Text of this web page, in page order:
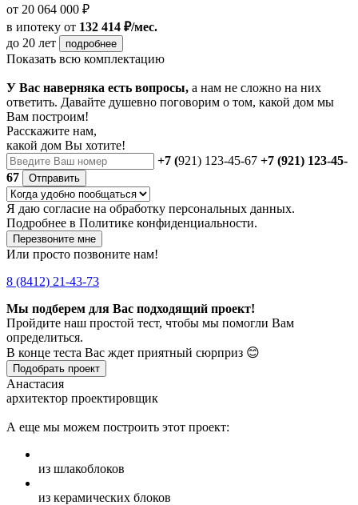
от 20 064 000 ₽
в ипотеку от 132 414 ₽/мес.
до 20 лет
подробнее
Показать всю комплектацию
У Вас наверняка есть вопросы, а нам не сложно на них
ответить. Давайте душевно поговорим о том, какой дом мы
Вам построим!
Расскажите нам,
какой дом Вы хотите!
+7 (921) 123-45-67 +7 (921) 123-45-
67
Отправить
Я даю согласие на обработку персональных данных.
Подробнее в Политике конфиденциальности.
Перезвоните мне
Или просто позвоните нам!
8 (8412) 21-43-73
Мы подберем для Вас подходящий проект!
Пройдите наш простой тест, чтобы мы помогли Вам
определиться.
В конце теста Вас ждет приятный сюрприз 😊
Подобрать проект
Анастасия
архитектор проектировщик
А еще мы можем построить этот проект:
из шлакоблоков
из керамических блоков